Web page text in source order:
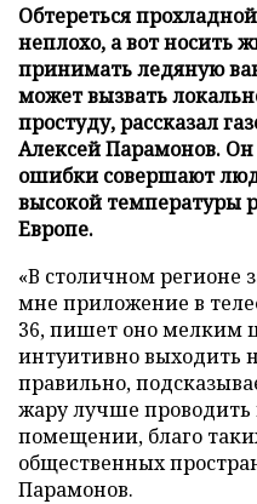
Обтереться
неплохо, а вот носить
принимать ледяную
может вызвать
простуду, рассказал
Алексей Парамонов.
ошибки совершают
высокой температуры
Европе.
«В столичном регионе
мне приложение в
36, пишет оно мелким
интуитивно выходить
правильно,
жару лучше
помещении, благо
общественных
Парамонов.